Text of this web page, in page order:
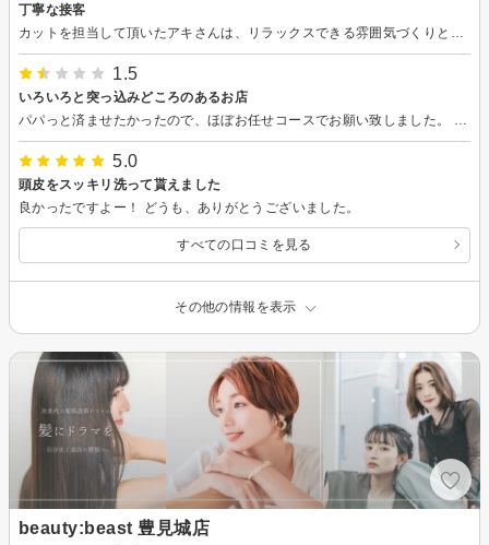
丁寧な接客
1.5
いろいろと突っ込みどころのあるお店
5.0
頭皮をスッキリ洗って貰えました
良かったですよー！ どうも、ありがとうございました。
すべての口コミを見る
その他の情報を表示
beauty:beast 豊見城店